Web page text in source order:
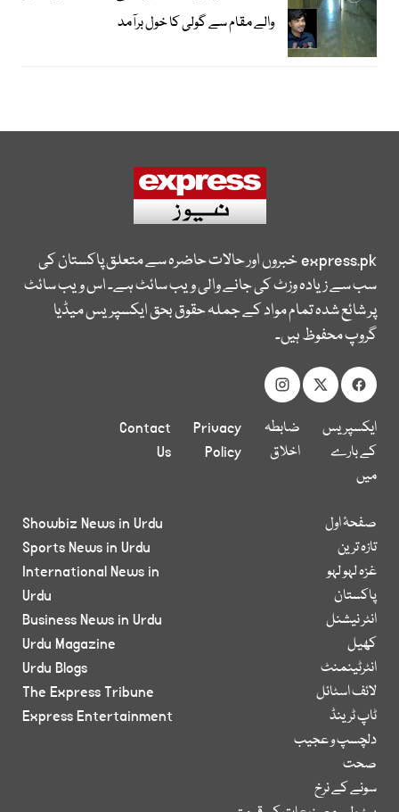
والے مقام سے گولی کا خول برآمد
express.pkخبروں اور حالات حاضرہ سے متعلق پاکستان کی
سب سے زیادہ وزٹ کی جانے والی ویب سائٹ ہے۔ اس ویب سائٹ
پر شائع شدہ تمام مواد کے جملہ حقوق بحق ایکسپریس میڈیا
گروپ محفوظ ہیں۔
ایکسپریس
کے بارے
میں
ضابطہ
اخلاق
Privacy
Policy
Contact
Us
صفحۂ اول
تازہ ترین
غزہ لہو لہو
پاکستان
انٹر نیشنل
کھیل
انٹرٹینمنٹ
لائف اسٹائل
ٹاپ ٹرینڈ
دلچسپ و عجیب
صحت
سونے کے نرخ
Showbiz News in Urdu
Sports News in Urdu
International News in
Urdu
Business News in Urdu
Urdu Magazine
Urdu Blogs
The Express Tribune
Express Entertainment